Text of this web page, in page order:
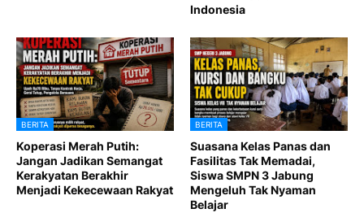
Indonesia
BERITA
Koperasi Merah Putih:
Jangan Jadikan Semangat
Kerakyatan Berakhir
Menjadi Kekecewaan Rakyat
BERITA
Suasana Kelas Panas dan
Fasilitas Tak Memadai,
Siswa SMPN 3 Jabung
Mengeluh Tak Nyaman
Belajar